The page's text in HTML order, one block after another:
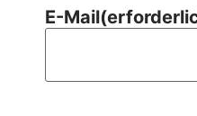
E-Mail